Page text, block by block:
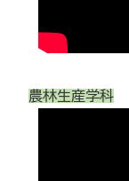
農林生産学科